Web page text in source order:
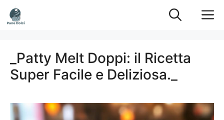
Vai
al
_Patty Melt Doppi: il Ricetta
Super Facile e Deliziosa._